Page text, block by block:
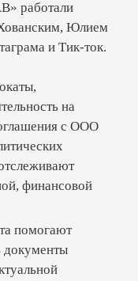
целым рядом
со стороны
налога
качестве
работали
Юлием
и Тик-ток.
на
с ООО
финансовой
помогают
документы